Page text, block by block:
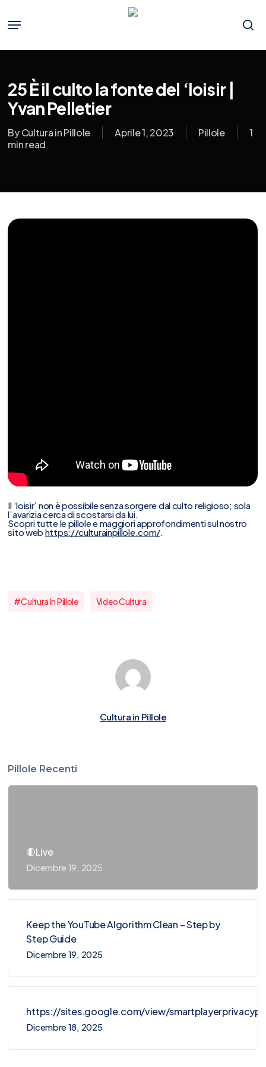
main
content
Menu
25 È il culto la fonte del ‘loisir |
Yvan Pelletier
ByCultura in Pillole Aprile 1, 2023 Pillole
1
min read
Il ‘loisir’ non è possibile senza sorgere dal culto religioso; sola
l’avarizia cerca di scostarsi da lui.
Scopri tutte le pillole e maggiori approfondimenti sul nostro
sito web https://culturainpillole.com/
#cultura In Pillole Video Cultura
Cultura in Pillole
Pillole Recenti
🔴Live
Dicembre 19, 2025
Keep the YouTube Algorithm Clean – Step by
Step Guide
Dicembre 19, 2025
https://sites.google.com/view/
Dicembre 18, 2025